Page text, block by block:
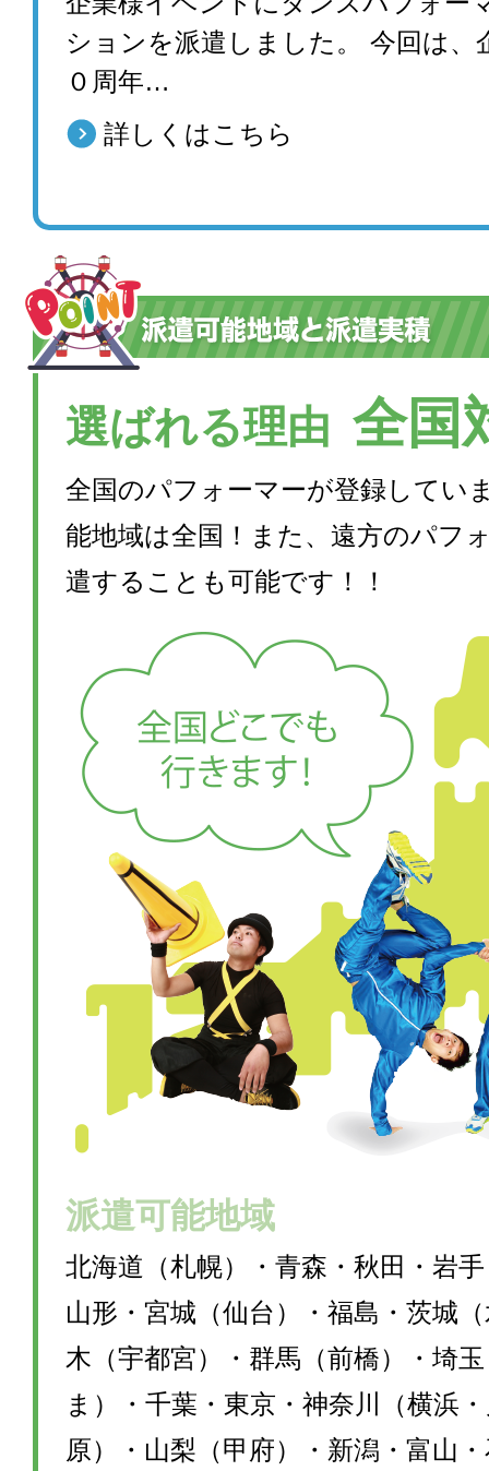
ションを派遣しました。 今回は、
０周年…
詳しくはこちら
選ばれる理由 全国
全国のパフォーマーが登録してい
能地域は全国！また、遠方のパフ
遣することも可能です！！
派遣可能地域
北海道（札幌）・青森・秋田・岩
山形・宮城（仙台）・福島・茨城
木（宇都宮）・群馬（前橋）・埼
ま）・千葉・東京・神奈川（横浜
原）・山梨（甲府）・新潟・富山